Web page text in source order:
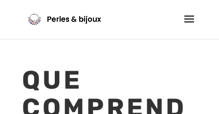
QUE
COMPREND